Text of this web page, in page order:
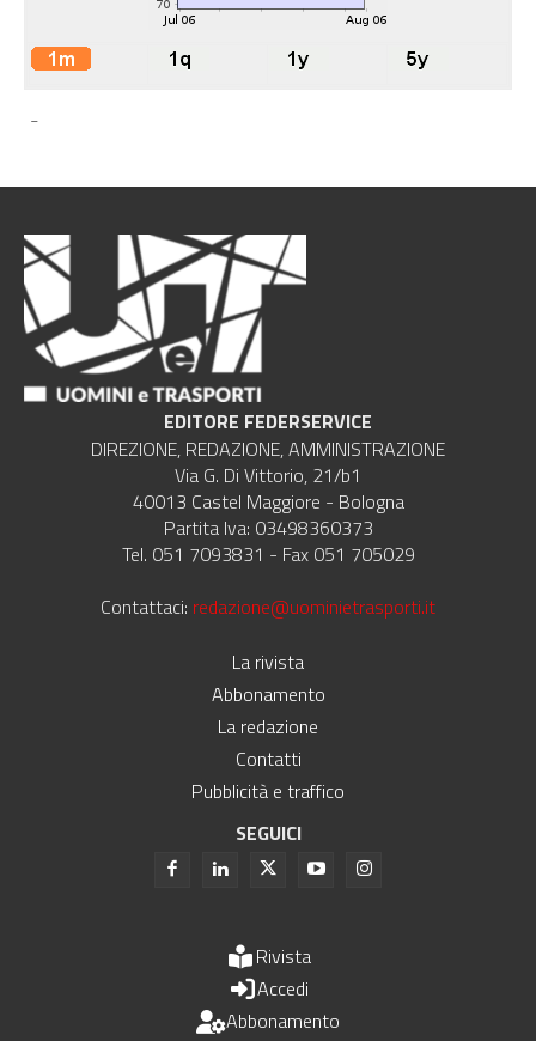
-
EDITORE FEDERSERVICE
DIREZIONE, REDAZIONE, AMMINISTRAZIONE
Via G. Di Vittorio, 21/b1
40013 Castel Maggiore - Bologna
Partita Iva: 03498360373
Tel. 051 7093831 - Fax 051 705029
Contattaci: redazione@uominietrasporti.it
La rivista
Abbonamento
La redazione
Contatti
Pubblicità e traffico
SEGUICI
Rivista
Accedi
Abbonamento